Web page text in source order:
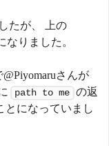
たが、 上の
なりました。
さんが
path to me の返
とになっていまし